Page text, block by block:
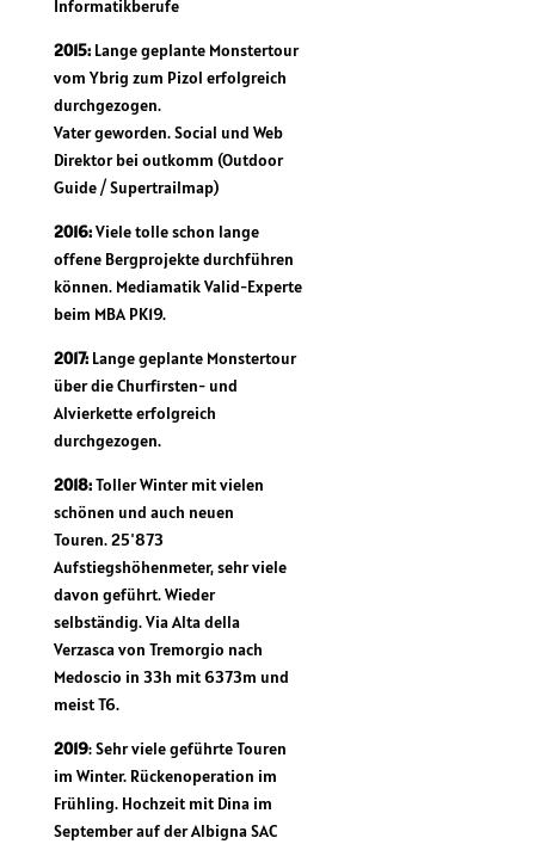
Informatikberufe
2015:Lange geplante Monstertour
vom Ybrig zum Pizol erfolgreich
durchgezogen.
Vater geworden. Social und Web
Direktor bei outkomm (Outdoor
Guide / Supertrailmap)
2016:Viele tolle schon lange
offene Bergprojekte durchführen
können. Mediamatik Valid-Experte
beim MBA PK19.
2017:Lange geplante Monstertour
über die Churfirsten- und
Alvierkette erfolgreich
durchgezogen.
2018:Toller Winter mit vielen
schönen und auch neuen
Touren. 25'873
Aufstiegshöhenmeter, sehr viele
davon geführt. Wieder
selbständig. Via Alta della
Verzasca von Tremorgio nach
Medoscio in 33h mit 6373m und
meist T6.
2019: Sehr viele geführte Touren
im Winter. Rückenoperation im
Frühling. Hochzeit mit Dina im
September auf der Albigna SAC